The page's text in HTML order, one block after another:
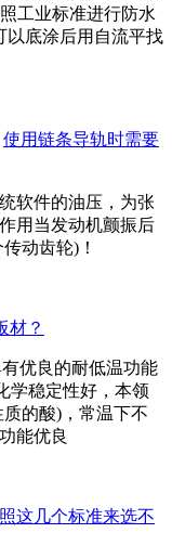
工业标准进行防水
以底涂后用自流平找
使用链条导轨时需要
软件的油压，为张
用当发动机颤振后
动齿轮)！
材？
优良的耐低温功能
学稳定性好，本领
的酸)，常温下不
能优良